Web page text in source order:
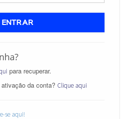
ENTRAR
para recuperar.
da conta? Clique aqui
se aqui!